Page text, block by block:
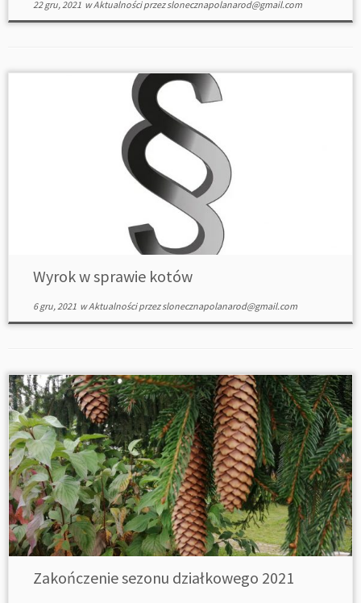
22 gru, 2021wAktualnościprzezslonecznapolanarod@gmail.com
Wyrok w sprawie kotów
6 gru, 2021wAktualnościprzezslonecznapolanarod@gmail.com
Zakończenie sezonu działkowego 2021